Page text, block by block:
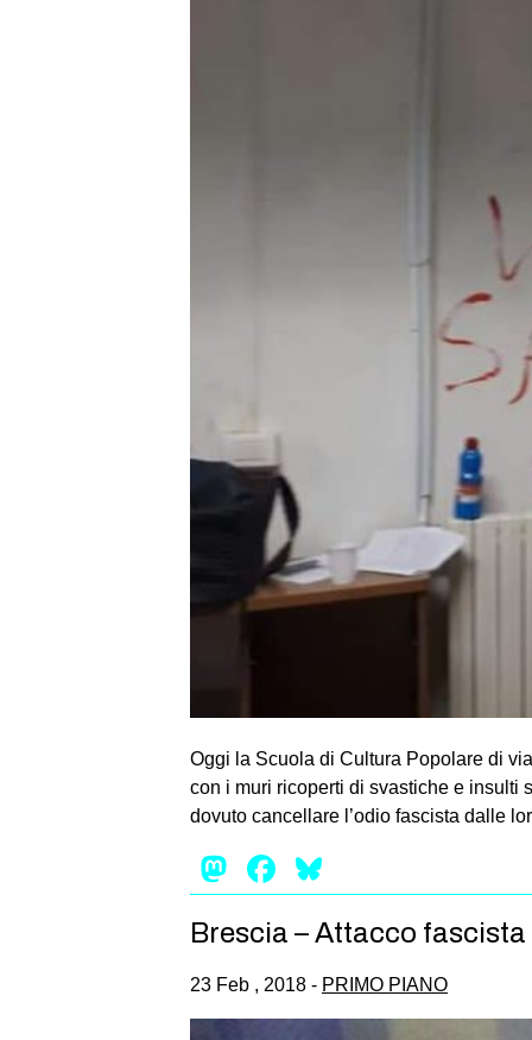
Oggi la Scuola di Cultura Popolare di
con i muri ricoperti di svastiche e insulti
dovuto cancellare l’odio fascista dalle
Mastodon
Facebook
Brescia – Attacco
23 Feb , 2018 - PRIMO PIANO